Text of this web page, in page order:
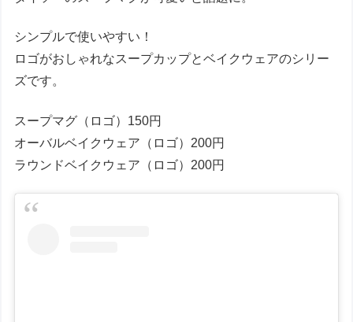
シンプルで使いやすい！
ロゴがおしゃれなスープカップとベイクウェアのシリー
ズです。
スープマグ（ロゴ）150円
オーバルベイクウェア（ロゴ）200円
ラウンドベイクウェア（ロゴ）200円